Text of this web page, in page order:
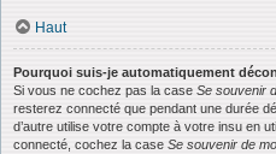
Haut
Pourquoi suis-je automatiquement
Si vous ne cochez pas la case Se souvenir
resterez connecté que pendant une durée
d’autre utilise votre compte à votre insu en
connecté, cochez la case Se souvenir de